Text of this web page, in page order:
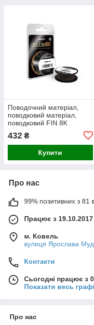
Поводочний матеріал,
поводковий матеріал,
поводковий FIN 8K
DOUBLE 20m/камуфляж
15lbs
432 ₴
Купити
Про нас
99% позитивних з 81
Працює з 19.10.2017
м. Ковель
вулиця Ярослава
Контакти
Сьогодні працює з
Показати весь
Про нас